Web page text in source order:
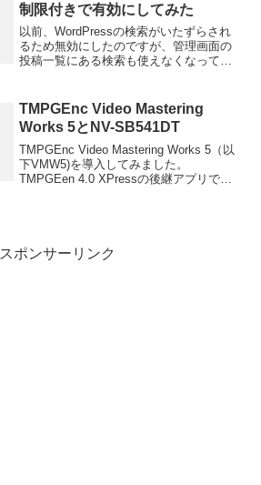
制限付きで有効にしてみた
以前、WordPressの検索がいたずらされ
るため無効にしたのですが、管理画面の
投稿一覧にある検索も使えなくなって不
関連記事：WordPressの標準検索を無効
にしてみ...
TMPGEnc Video Mastering
Works 5とNV-SB541DT
TMPGEnc Video Mastering Works 5（以
下VMW5)を導入してみました。
TMPGEen 4.0 XPressの後継アプリで
スポンサーリンク